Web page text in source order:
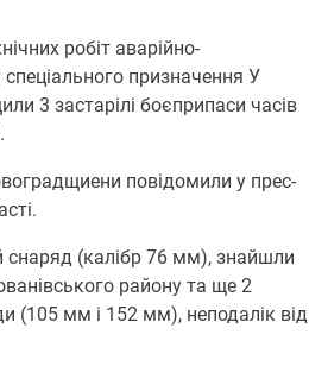
робіт аварійно-
призначення У
3 застарілі боєприпаси часів
повідомили у прес-
снаряд (калібр 76 мм), знайшли
району та ще 2
(105 мм і 152 мм), неподалік від